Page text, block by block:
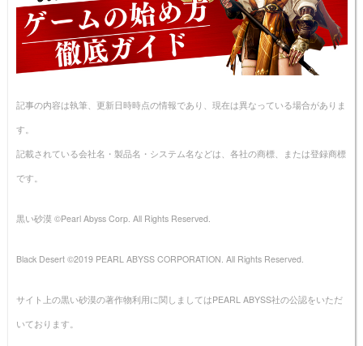
記事の内容は執筆、更新日時時点の情報であり、現在は異なっている場合がありま
す。
記載されている会社名・製品名・システム名などは、各社の商標、または登録商標
です。
黒い砂漠 ©Pearl Abyss Corp. All Rights Reserved.
Black Desert ©2019 PEARL ABYSS CORPORATION. All Rights Reserved.
サイト上の黒い砂漠の著作物利用に関しましてはPEARL ABYSS社の公認をいただ
いております。